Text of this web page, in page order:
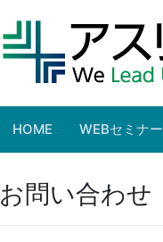
HOME WEBセミナー
お問い合わせ